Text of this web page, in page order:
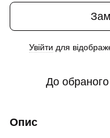
Увійти для
До обраного
Опис